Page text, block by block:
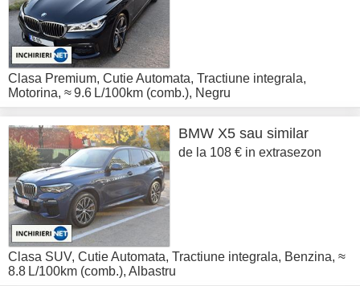
Clasa Premium, Cutie Automata, Tractiune integrala,
Motorina, ≈ 9.6 L/100km (comb.), Negru
BMW X5 sau similar
de la 108 € in extrasezon
Clasa SUV, Cutie Automata, Tractiune integrala, Benzina, ≈
8.8 L/100km (comb.), Albastru